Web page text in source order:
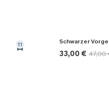
11
33,00 € 47,00